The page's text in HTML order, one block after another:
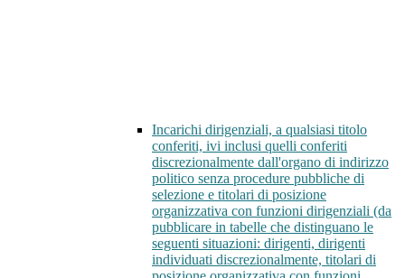
Incarichi dirigenziali, a qualsiasi titolo
conferiti, ivi inclusi quelli conferiti
discrezionalmente dall'organo di indirizzo
politico senza procedure pubbliche di
selezione e titolari di posizione
organizzativa con funzioni dirigenziali (da
pubblicare in tabelle che distinguano le
seguenti situazioni: dirigenti, dirigenti
individuati discrezionalmente, titolari di